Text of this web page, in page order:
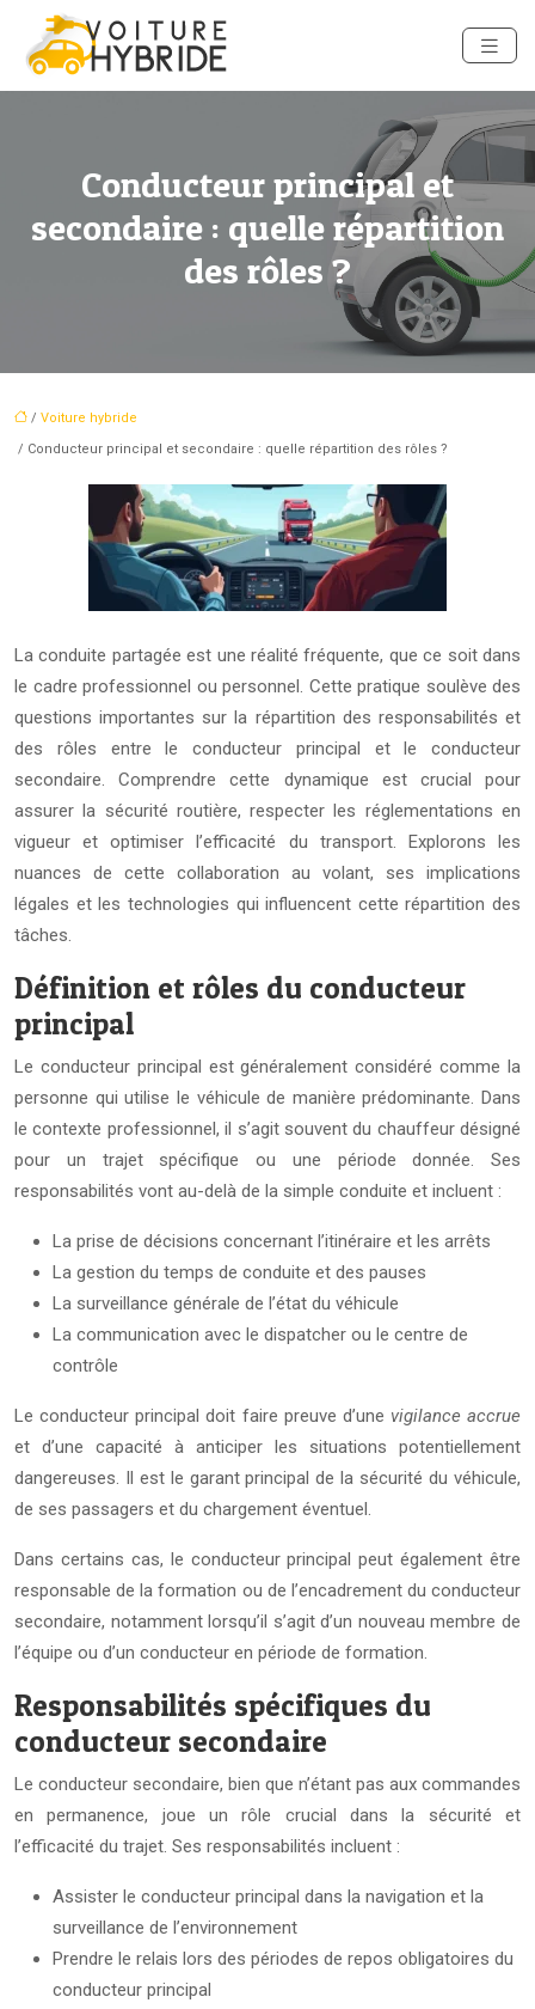
Conducteur principal et
secondaire : quelle répartition
des rôles ?
/ Voiture hybride
/ Conducteur principal et secondaire : quelle répartition des rôles ?
La conduite partagée est une réalité fréquente, que ce soit dans
le cadre professionnel ou personnel. Cette pratique soulève des
questions importantes sur la répartition des responsabilités et
des rôles entre le conducteur principal et le conducteur
secondaire. Comprendre cette dynamique est crucial pour
assurer la sécurité routière, respecter les réglementations en
vigueur et optimiser l’efficacité du transport. Explorons les
nuances de cette collaboration au volant, ses implications
légales et les technologies qui influencent cette répartition des
tâches.
Définition et rôles du conducteur
principal
Le conducteur principal est généralement considéré comme la
personne qui utilise le véhicule de manière prédominante. Dans
le contexte professionnel, il s’agit souvent du chauffeur désigné
pour un trajet spécifique ou une période donnée. Ses
responsabilités vont au-delà de la simple conduite et incluent :
La prise de décisions concernant l’itinéraire et les arrêts
La gestion du temps de conduite et des pauses
La surveillance générale de l’état du véhicule
La communication avec le dispatcher ou le centre de
contrôle
Le conducteur principal doit faire preuve d’une vigilance accrue
et d’une capacité à anticiper les situations potentiellement
dangereuses. Il est le garant principal de la sécurité du véhicule,
de ses passagers et du chargement éventuel.
Dans certains cas, le conducteur principal peut également être
responsable de la formation ou de l’encadrement du conducteur
secondaire, notamment lorsqu’il s’agit d’un nouveau membre de
l’équipe ou d’un conducteur en période de formation.
Responsabilités spécifiques du
conducteur secondaire
Le conducteur secondaire, bien que n’étant pas aux commandes
en permanence, joue un rôle crucial dans la sécurité et
l’efficacité du trajet. Ses responsabilités incluent :
Assister le conducteur principal dans la navigation et la
surveillance de l’environnement
Prendre le relais lors des périodes de repos obligatoires du
conducteur principal